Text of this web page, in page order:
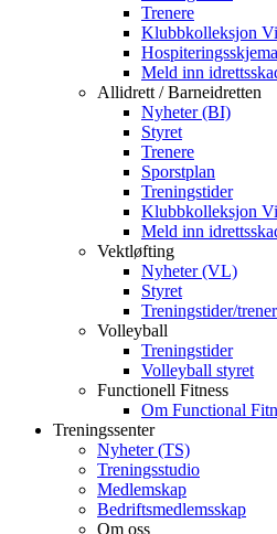
Trenere
Klubbkolleksjon
Hospiteringsskjema
Meld inn
Allidrett / Barneidretten
Nyheter (BI)
Styret
Trenere
Sporstplan
Treningstider
Klubbkolleksjon
Meld inn
Vektløfting
Nyheter (VL)
Styret
Treningstider/
Volleyball
Treningstider
Volleyball styret
Functionell Fitness
Om Functional
Treningssenter
Nyheter (TS)
Treningsstudio
Medlemskap
Bedriftsmedlemsskap
Om oss